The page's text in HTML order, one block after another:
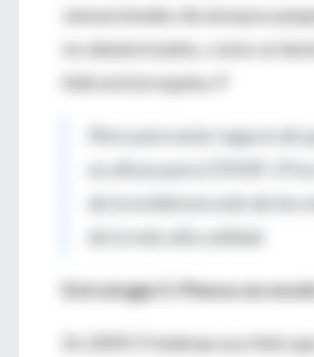
sensacionales de ensayos
no aleatorizados, como se
hidroxicloroquina. P
Pero para estar seguro de
es eficaz para COVID-19
de la evidencia solo de los
de la más alta calidad.
Estrategia 5: Piense en
En 2009, Friedman escribió